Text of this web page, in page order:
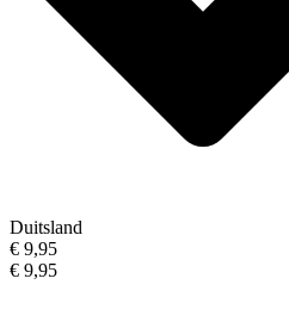
Duitsland
€ 9,95
€ 9,95